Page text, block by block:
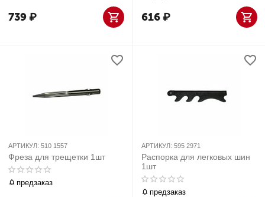
739₽ 616₽
АРТИКУЛ: 510 1557
Фреза для трещетки 1шт
предзаказ
АРТИКУЛ: 595 2971
Распорка для легковых шин
1шт
предзаказ